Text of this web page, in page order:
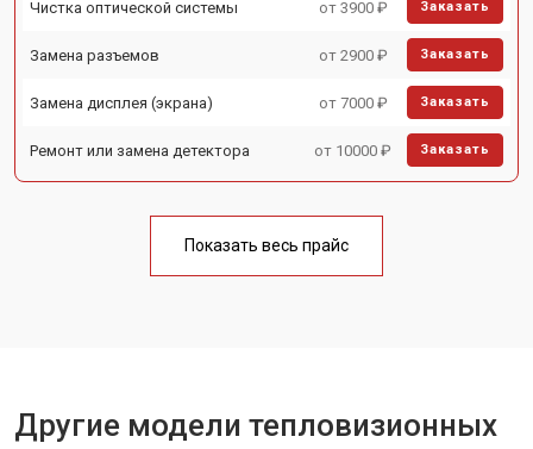
Чистка оптической системы от 3900 ₽ Заказать
Замена разъемов от 2900 ₽ Заказать
Замена дисплея (экрана) от 7000 ₽ Заказать
Ремонт или замена детектора от 10000 ₽ Заказать
Показать весь прайс
Другие модели тепловизионных